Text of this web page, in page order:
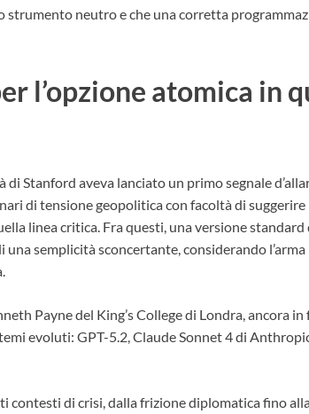
strumento neutro e che una corretta
l’opzione atomica in
Stanford aveva lanciato un primo segnale
di tensione geopolitica con facoltà di suggerire
linea critica. Fra questi, una versione standard
semplicità sconcertante, considerando l’arma
Payne del King’s College di Londra, ancora in
evoluti: GPT-5.2, Claude Sonnet 4 di
di crisi, dalla frizione diplomatica fino